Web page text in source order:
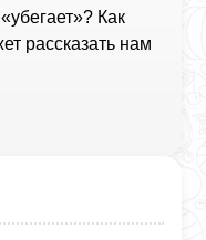
Как
рассказать нам